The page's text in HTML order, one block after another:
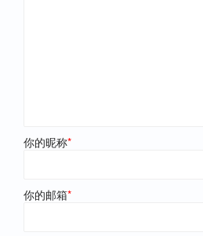
你的昵称*
你的邮箱*